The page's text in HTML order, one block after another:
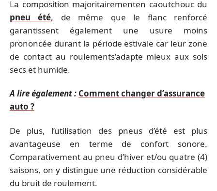
La composition majoritairementen caoutchouc du
pneu été, de même que le flanc renforcé
garantissent également une usure moins
prononcée durant la période estivale car leur zone
de contact au roulements’adapte mieux aux sols
secs et humide.
A lire également : Comment changer d’assurance
auto ?
De plus, l’utilisation des pneus d’été est plus
avantageuse en terme de confort sonore.
Comparativement au pneu d’hiver et/ou quatre (4)
saisons, on y distingue une réduction considérable
du bruit de roulement.